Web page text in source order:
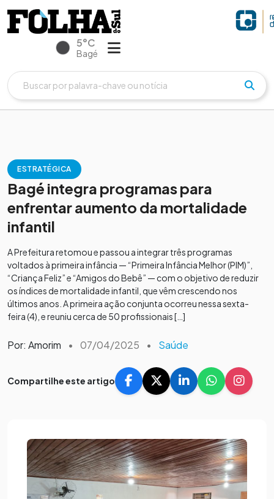
5°C
Bagé
ESTRATÉGICA
Bagé integra programas para
enfrentar aumento da mortalidade
infantil
A Prefeitura retomou e passou a integrar três programas
voltados à primeira infância — “Primeira Infância Melhor (PIM)”,
“Criança Feliz” e “Amigos do Bebê” — com o objetivo de reduzir
os índices de mortalidade infantil, que vêm crescendo nos
últimos anos. A primeira ação conjunta ocorreu nessa sexta-
feira (4), e reuniu cerca de 50 profissionais […]
Por: Amorim • 07/04/2025 • Saúde
Compartilhe este artigo